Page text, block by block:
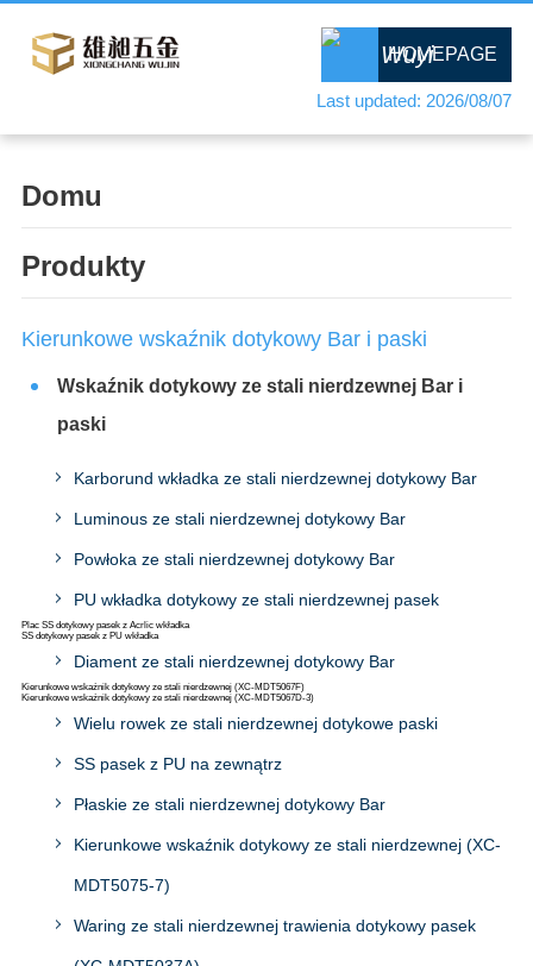
HOMEPAGE
Last updated: 2026/08/07
Domu
Produkty
Kierunkowe wskaźnik dotykowy Bar i paski
Wskaźnik dotykowy ze stali nierdzewnej Bar i
paski
Karborund wkładka ze stali nierdzewnej dotykowy Bar
Luminous ze stali nierdzewnej dotykowy Bar
Powłoka ze stali nierdzewnej dotykowy Bar
PU wkładka dotykowy ze stali nierdzewnej pasek
Plac SS dotykowy pasek z Acrlic wkładka
SS dotykowy pasek z PU wkładka
Diament ze stali nierdzewnej dotykowy Bar
Kierunkowe wskaźnik dotykowy ze stali nierdzewnej (XC-MDT5067F)
Kierunkowe wskaźnik dotykowy ze stali nierdzewnej (XC-MDT5067D-3)
Wielu rowek ze stali nierdzewnej dotykowe paski
SS pasek z PU na zewnątrz
Płaskie ze stali nierdzewnej dotykowy Bar
Kierunkowe wskaźnik dotykowy ze stali nierdzewnej (XC-
MDT5075-7)
Waring ze stali nierdzewnej trawienia dotykowy pasek